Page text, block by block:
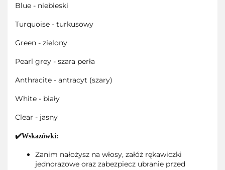
Blue - niebieski
Turquoise - turkusowy
Green - zielony
Pearl grey - szara perła
Anthracite - antracyt (szary)
White - biały
Clear - jasny
✔️Wskazówki:
Zanim nałożysz na włosy, załóż rękawiczki
jednorazowe oraz zabezpiecz ubranie przed